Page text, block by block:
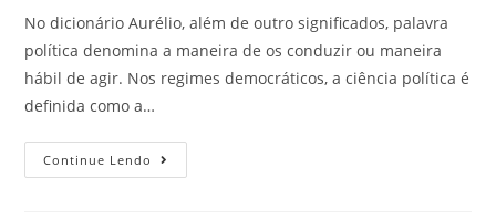
No dicionário Aurélio, além de outro significados, palavra
política denomina a maneira de os conduzir ou maneira
hábil de agir. Nos regimes democráticos, a ciência política é
definida como a…
Continue Lendo